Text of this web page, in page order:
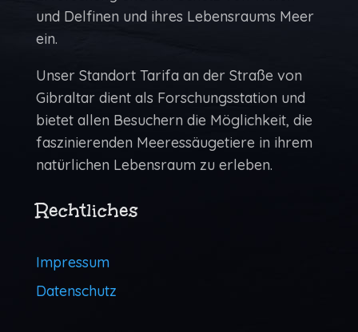
und Delfinen und ihres Lebensraums Meer
ein.
Unser Standort Tarifa an der Straße von
Gibraltar dient als Forschungs­station und
bietet allen Besuchern die Möglich­keit, die
faszinierenden Meeressäugetiere in ihrem
natürlichen Lebens­raum zu erleben.
Rechtliches
Impressum
Datenschutz